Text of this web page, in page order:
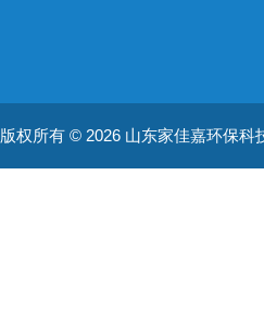
版权所有 © 2026 山东家佳嘉环保